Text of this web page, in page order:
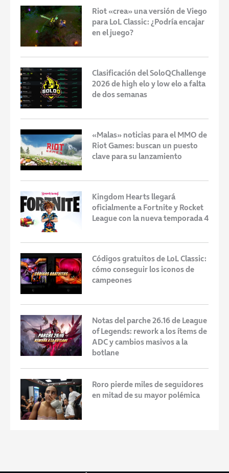
Riot «crea» una versión de Viego
para LoL Classic: ¿Podría encajar
en el juego?
Clasificación del SoloQChallenge
2026 de high elo y low elo a falta
de dos semanas
«Malas» noticias para el MMO de
Riot Games: buscan un puesto
clave para su lanzamiento
Kingdom Hearts llegará
oficialmente a Fortnite y Rocket
League con la nueva temporada 4
Códigos gratuitos de LoL Classic:
cómo conseguir los iconos de
campeones
Notas del parche 26.16 de League
of Legends: rework a los ítems de
ADC y cambios masivos a la
botlane
Roro pierde miles de seguidores
en mitad de su mayor polémica